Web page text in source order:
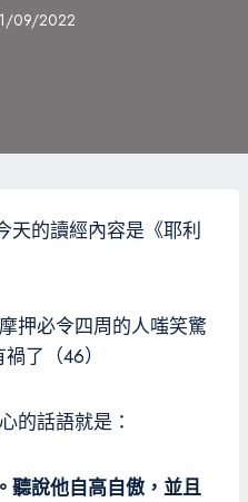
09/2022
天的讀經內容是《耶利
押必令四周的人嗤笑驚
了（46）
的話語就是：
聽說他自高自傲，並且